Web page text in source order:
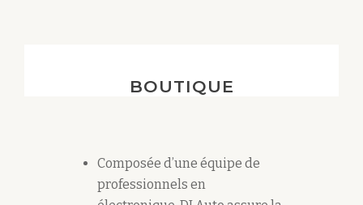
BOUTIQUE
Composée d’une équipe de
professionnels en